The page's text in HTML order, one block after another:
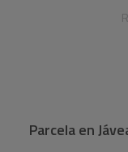
Parcelaen